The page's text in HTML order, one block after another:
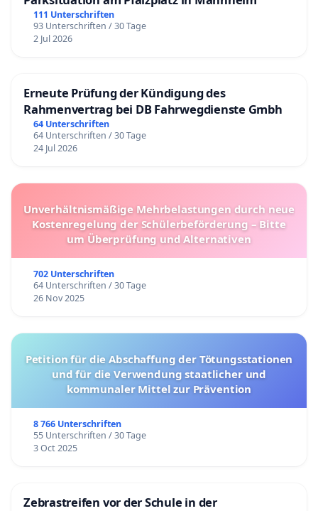
111 Unterschriften
93 Unterschriften / 30 Tage
2 Jul 2026
Erneute Prüfung der Kündigung des
Rahmenvertrag bei DB Fahrwegdienste Gmbh
64 Unterschriften
64 Unterschriften / 30 Tage
24 Jul 2026
Unverhältnismäßige Mehrbelastungen durch neue
Kostenregelung der Schülerbeförderung – Bitte
um Überprüfung und Alternativen
702 Unterschriften
64 Unterschriften / 30 Tage
26 Nov 2025
Petition für die Abschaffung der Tötungsstationen
und für die Verwendung staatlicher und
kommunaler Mittel zur Prävention
8 766 Unterschriften
55 Unterschriften / 30 Tage
3 Oct 2025
Zebrastreifen vor der Schule in der